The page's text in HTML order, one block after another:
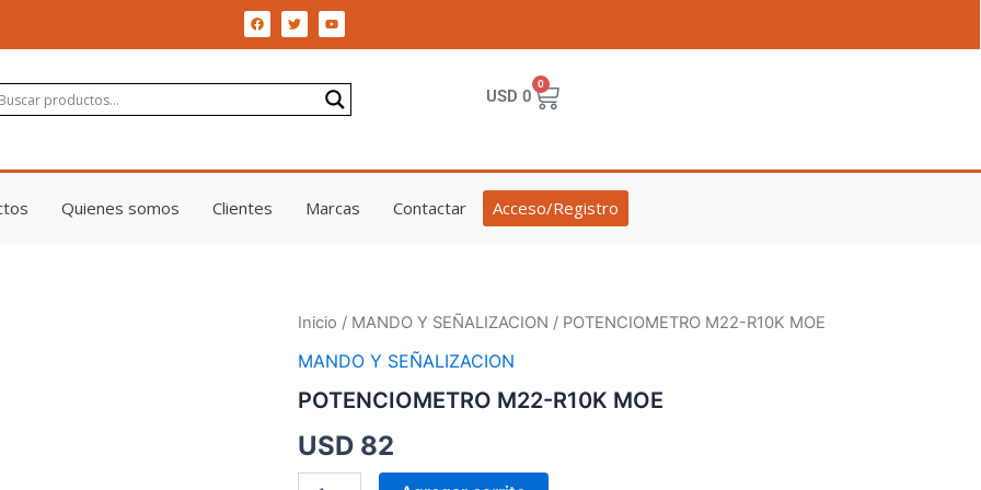
F
a
c
e
o
T
w
i
t
e
Y
o
u
t
b
e
USD 0
0
Cart
Quienes somos Clientes Marcas Contactar Acceso/Registro
Inicio / MANDO Y SEÑALIZACION / POTENCIOMETRO M22-R10K MOE
MANDO Y SEÑALIZACION
POTENCIOMETRO M22-R10K MOE
USD 82
POTENCIOMETRO
R10K
cantidad